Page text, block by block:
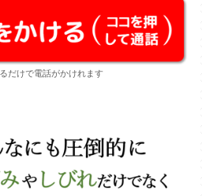
だけで電話がかけれます